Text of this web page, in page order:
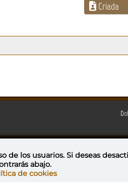
Criada
NoComercial-CompartirIgual 4.0 Internacional
de los usuarios. Si deseas
abajo.
de cookies